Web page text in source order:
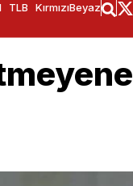
TLB KırmızıBeyaz